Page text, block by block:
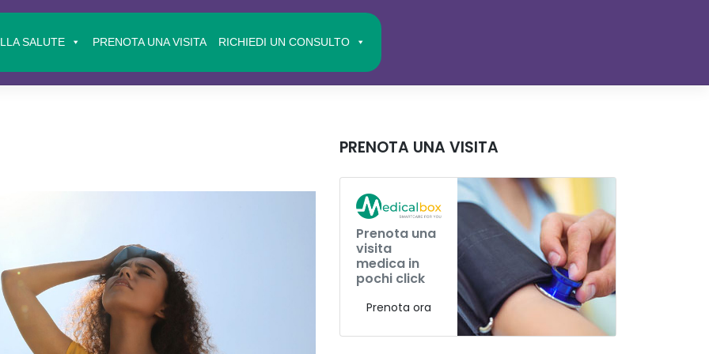
SALUTE PRENOTA UNA VISITA RICHIEDI UN CONSULTO
PRENOTA UNA VISITA
Prenota una
visita
medica in
pochi click
Prenota ora